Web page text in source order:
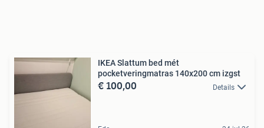
IKEA Slattum bed mét
pocketveringmatras 140x200 cm izgst
€ 100,00 Details